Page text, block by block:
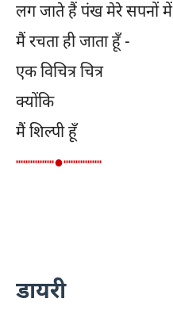
लग जाते हैं पंख मेरे सपनों में
मैं रचता ही जाता हूँ -
एक विचित्र चित्र
क्योंकि
मैं शिल्पी हूँ
┉┉┉┉●┉┉┉┉
डायरी